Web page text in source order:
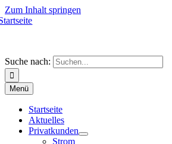
Zum Inhalt springen
Suche nach:
Menü
Startseite
Aktuelles
Privatkunden
Strom